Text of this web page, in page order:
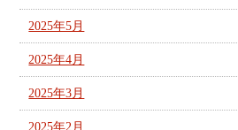
2025年5月
2025年4月
2025年3月
2025年2月